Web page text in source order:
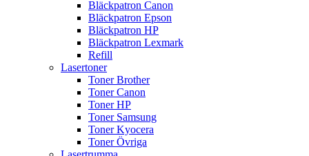
Bläckpatron Canon
Bläckpatron Epson
Bläckpatron HP
Bläckpatron Lexmark
Refill
Lasertoner
Toner Brother
Toner Canon
Toner HP
Toner Samsung
Toner Kyocera
Toner Övriga